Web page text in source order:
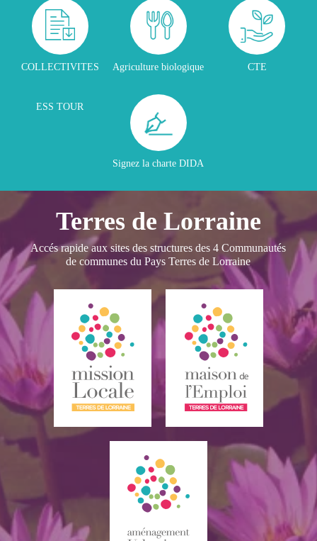
COLLECTIVITES Agriculture biologique CTE
ESS TOUR
Signez la charte DIDA
Terres de Lorraine
Accés rapide aux sites des structures des 4 Communautés
de communes du Pays Terres de Lorraine